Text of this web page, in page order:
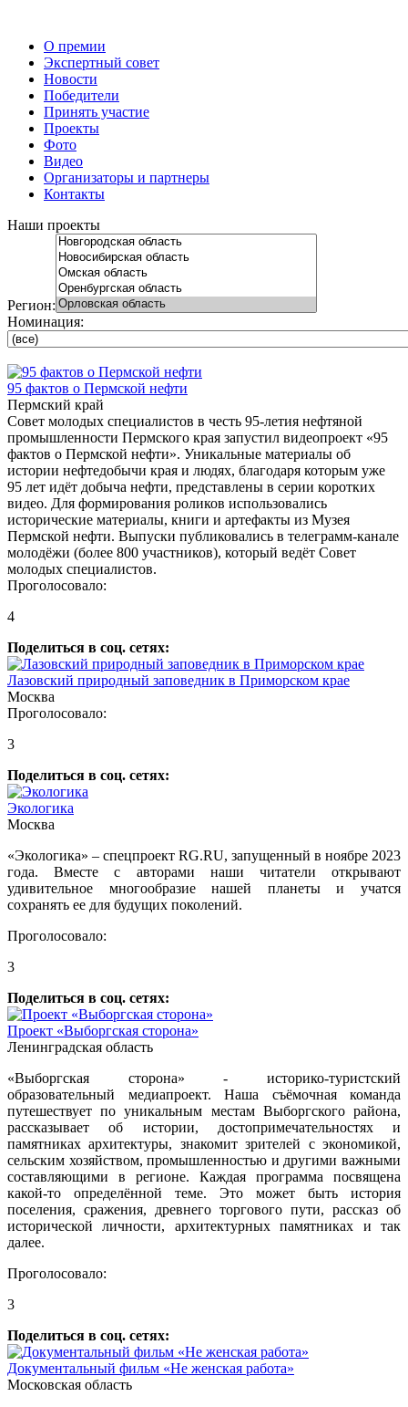
О премии
Экспертный совет
Новости
Победители
Принять участие
Проекты
Фото
Видео
Организаторы и партнеры
Контакты
Наши проекты
Регион:
Номинация:
95 фактов о Пермской нефти
Пермский край
Совет молодых специалистов в честь 95-летия нефтяной
промышленности Пермского края запустил видеопроект «95
фактов о Пермской нефти». Уникальные материалы об
истории нефтедобычи края и людях, благодаря которым уже
95 лет идёт добыча нефти, представлены в серии коротких
видео. Для формирования роликов использовались
исторические материалы, книги и артефакты из Музея
Пермской нефти. Выпуски публиковались в телеграмм-канале
молодёжи (более 800 участников), который ведёт Совет
молодых специалистов.
Проголосовало:
4
Поделиться в соц. сетях:
Лазовский природный заповедник в Приморском крае
Москва
Проголосовало:
3
Поделиться в соц. сетях:
Экологика
Москва
«Экологика» – спецпроект RG.RU, запущенный в ноябре 2023
года. Вместе с авторами наши читатели открывают
удивительное многообразие нашей планеты и учатся
сохранять ее для будущих поколений.
Проголосовало:
3
Поделиться в соц. сетях:
Проект «Выборгская сторона»
Ленинградская область
«Выборгская сторона» - историко-туристский
образовательный медиапроект. Наша съёмочная команда
путешествует по уникальным местам Выборгского района,
рассказывает об истории, достопримечательностях и
памятниках архитектуры, знакомит зрителей с экономикой,
сельским хозяйством, промышленностью и другими важными
составляющими в регионе. Каждая программа посвящена
какой-то определённой теме. Это может быть история
поселения, сражения, древнего торгового пути, рассказ об
исторической личности, архитектурных памятниках и так
далее.
Проголосовало:
3
Поделиться в соц. сетях:
Документальный фильм «Не женская работа»
Московская область